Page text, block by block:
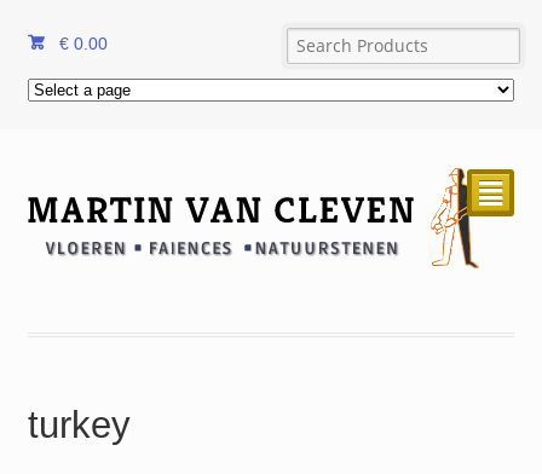
€ 0.00
²
turkey